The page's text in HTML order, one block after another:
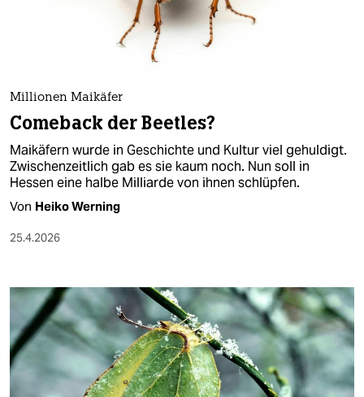
verlag
verlag
veranstaltungen
shop
fragen & hilfe
genossenschaft
epaper login
Millionen Maikäfer
Comeback der Beetles?
Maikäfern wurde in Geschichte und Kultur viel gehuldigt.
Zwischenzeitlich gab es sie kaum noch. Nun soll in
Hessen eine halbe Milliarde von ihnen schlüpfen.
Von Heiko Werning
25.4.2026